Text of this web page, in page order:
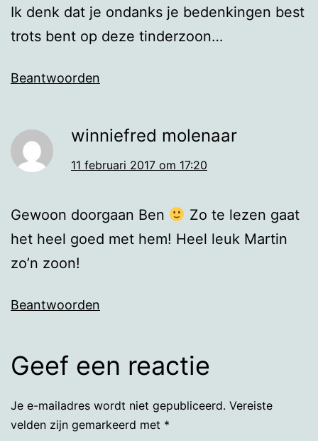
Ik denk dat je ondanks je bedenkingen best
trots bent op deze tinderzoon…
Beantwoorden
winniefred molenaar
11 februari 2017 om 17:20
Gewoon doorgaan Ben
Zo te lezen gaat
het heel goed met hem! Heel leuk Martin
zo’n zoon!
Beantwoorden
Geef een reactie
Je e-mailadres wordt niet gepubliceerd. Vereiste
velden zijn gemarkeerd met *